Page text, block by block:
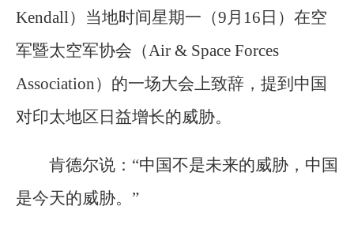
Kendall）当地时间星期一（9月16日）在空
军暨太空军协会（Air & Space Forces
Association）的一场大会上致辞，提到中国
对印太地区日益增长的威胁。
肯德尔说：“中国不是未来的威胁，中国
是今天的威胁。”